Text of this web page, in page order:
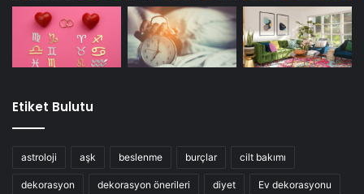
Dikkat
Sızma zeytinyağı kullandığınızdan emin olun çünkü rafine
edilmemiş ve kimyasallarla korunmamış olan zeytinyağı en
kalın kaşlar
Etiket Bulutu
astroloji aşk beslenme burçlar cilt bakımı
dekorasyon dekorasyon önerileri diyet Ev dekorasyonu